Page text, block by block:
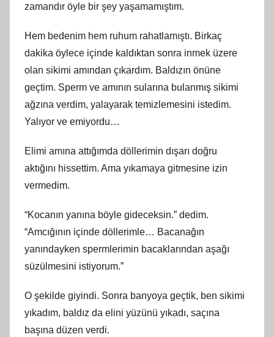
zamandır öyle bir şey yaşamamıştım.
Hem bedenim hem ruhum rahatlamıştı. Birkaç
dakika öylece içinde kaldıktan sonra inmek üzere
olan sikimi amından çıkardım. Baldızın önüne
geçtim. Sperm ve amının sularına bulanmış sikimi
ağzına verdim, yalayarak temizlemesini istedim.
Yalıyor ve emiyordu…
Elimi amına attığımda döllerimin dışarı doğru
aktığını hissettim. Ama yıkamaya gitmesine izin
vermedim.
“Kocanın yanına böyle gideceksin.” dedim.
“Amcığının içinde döllerimle… Bacanağın
yanındayken spermlerimin bacaklarından aşağı
süzülmesini istiyorum.”
O şekilde giyindi. Sonra banyoya geçtik, ben sikimi
yıkadım, baldız da elini yüzünü yıkadı, saçına
başına düzen verdi.